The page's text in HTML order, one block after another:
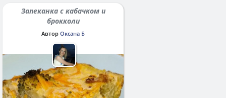
Запеканка с кабачком и
брокколи
Автор Оксана Б